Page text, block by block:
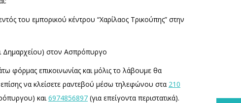
του εμπορικού κέντρου “Χαρίλαος Τρικούπης” στην
Δημαρχείου) στον Ασπρόπυργο
φόρμας επικοινωνίας και μόλις το λάβουμε θα
να κλείσετε ραντεβού μέσω τηλεφώνου στα 210
και6974856897 (για επείγοντα περιστατικά).